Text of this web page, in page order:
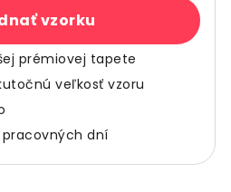
vzorku
prémiovej tapete
veľkosť vzoru
pracovných dní